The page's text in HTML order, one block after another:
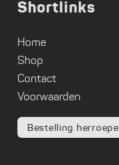
Shortlinks
Home
Shop
Contact
Voorwaarden
Bestelling